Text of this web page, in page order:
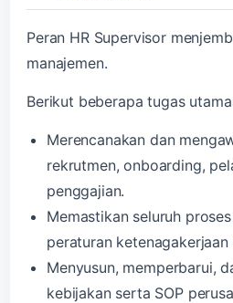
Peran HR Supervisor
manajemen.
Berikut beberapa tugas
Merencanakan dan
rekrutmen, onboarding,
penggajian.
Memastikan seluruh
peraturan
Menyusun, memperbarui,
kebijakan serta SOP